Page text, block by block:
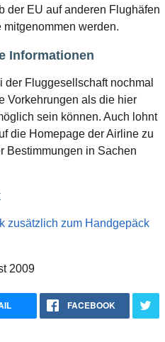
der EU auf anderen Flughäfen
werden.
Informationen
Fluggesellschaft nochmal
Vorkehrungen als die hier
sein können. Auch lohnt
die Homepage der Airline zu
Bestimmungen in Sachen
zusätzlich zum Handgepäck
2009
FACEBOOK